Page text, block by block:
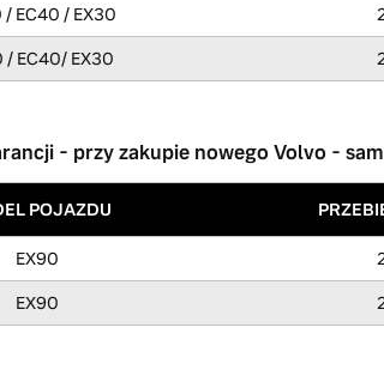
/ EC40 / EX30
/ EC40/ EX30
- przy zakupie nowego Volvo -
POJAZDU
EX90
EX90